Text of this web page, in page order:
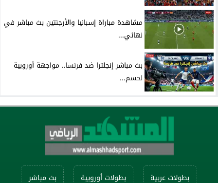
مشاهدة مباراة إسبانيا والأرجنتين بث مباشر في
نهائي...
بث مباشر إنجلترا ضد فرنسا.. مواجهة أوروبية
لحسم...
بطولات عربية بطولات أوروبية بث مباشر